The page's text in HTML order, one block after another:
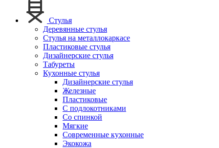
Стулья
Деревянные стулья
Стулья на металлокаркасе
Пластиковые стулья
Дизайнерские стулья
Табуреты
Кухонные стулья
Дизайнерские стулья
Железные
Пластиковые
С подлокотниками
Со спинкой
Мягкие
Современные кухонные
Экокожа